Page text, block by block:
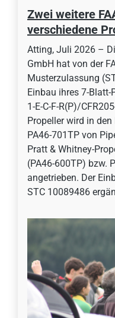
Zwei weitere
verschiedene
Atting, Juli 2026 –
GmbH hat von der
Musterzulassung
Einbau ihres 7-Blatt-
1-E-C-F-R(P)/
Propeller wird in
PA46-701TP von
Pratt & Whitney-
(PA46-600TP) bzw.
angetrieben. Der
STC 10089486